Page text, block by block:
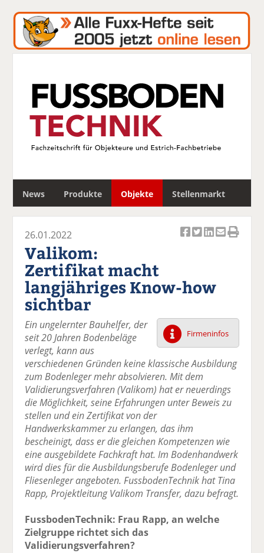
News Produkte Objekte Stellenmarkt
c
el
a
F
ac
e
b
o
o
k
il
e
n
el
t
tt
er
n
el
a
Li
n
k
e
n
te
n
el
E
m
ai
l
er
se
e
n
ck
e
n
26.01.2022
Valikom:
Zertifikat macht
langjähriges Know-how
sichtbar
Firmeninfos
Ein ungelernter Bauhelfer, der
seit 20 Jahren Bodenbeläge
verlegt, kann aus
verschiedenen Gründen keine klassische Ausbildung
zum Bodenleger mehr absolvieren. Mit dem
Validierungsverfahren (Valikom) hat er neuerdings
die Möglichkeit, seine Erfahrungen unter Beweis zu
stellen und ein Zertifikat von der
Handwerkskammer zu erlangen, das ihm
bescheinigt, dass er die gleichen Kompetenzen wie
eine ausgebildete Fachkraft hat. Im Bodenhandwerk
wird dies für die Ausbildungsberufe Bodenleger und
Fliesenleger angeboten. FussbodenTechnik hat Tina
Rapp, Projektleitung Valikom Transfer, dazu befragt.
FussbodenTechnik: Frau Rapp, an welche
Zielgruppe richtet sich das
Validierungsverfahren?